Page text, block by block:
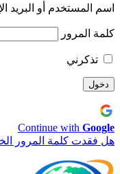
اسم المستخدم أو البريد
كلمة المرور
تذكرني
Continue with Google
هل فقدت كلمة المرور